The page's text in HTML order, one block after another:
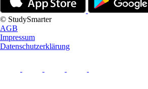
© StudySmarter
AGB
Impressum
Datenschutzerklärung